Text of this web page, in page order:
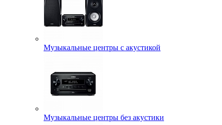
Музыкальные центры с акустикой
Музыкальные центры без акустики